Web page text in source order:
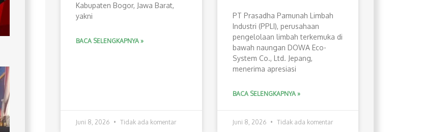
Kabupaten Bogor, Jawa Barat,
yakni
BACA SELENGKAPNYA »
Juni 8, 2026 Tidak ada komentar
PT Prasadha Pamunah Limbah
Industri (PPLI), perusahaan
pengelolaan limbah terkemuka di
bawah naungan DOWA Eco-
System Co., Ltd. Jepang,
menerima apresiasi
BACA SELENGKAPNYA »
Juni 8, 2026 Tidak ada komentar